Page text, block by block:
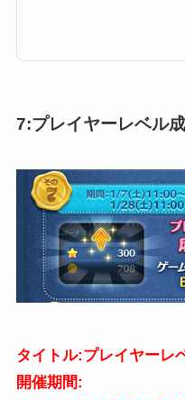
7:プレイヤーレベル
タイトル:プレイヤーレ
開催期間: